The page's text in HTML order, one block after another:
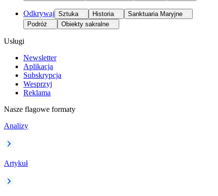
Odkrywaj Sztuka Historia
Sanktuaria Maryjne
Podróż
Obiekty sakralne
Usługi
Newsletter
Aplikacja
Subskrypcja
Wesprzyj
Reklama
Nasze flagowe formaty
Analizy
Artykuł